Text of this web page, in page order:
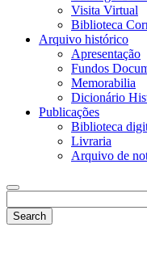
Visita Virtual
Biblioteca
Arquivo histórico
Apresentação
Fundos
Memorabilia
Dicionário
Publicações
Biblioteca
Livraria
Arquivo de